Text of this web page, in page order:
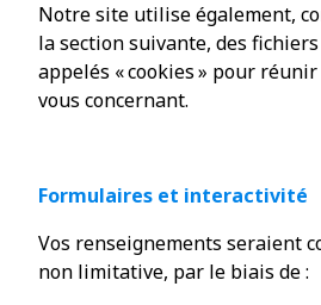
Notre site utilise également,
la section suivante, des
appelés « cookies » pour
vous concernant.
Formulaires et interactivité
Vos renseignements seraient
non limitative, par le biais de :